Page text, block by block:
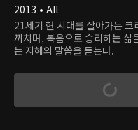
2013 • All
21세기 현 시대를 살아가는
끼치며, 복음으로 승리하는 삶
는 지혜의 말씀을 듣는다.